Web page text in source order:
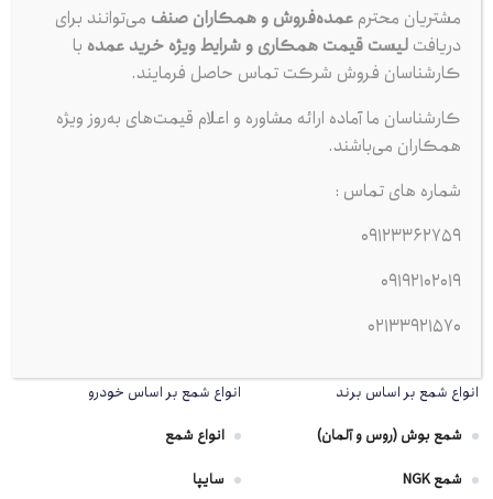
مجموعه کبیر پخش از سال 1383
فعالیت رسمی خود را در حوزه توزیع
مستقیم لوازم مصرفی خودرو آغاز کرده است.
این مجموعه با هدف تأمین سریع، بی‌واسطه و مطمئن محصولات پرمصرف
خودرو، همچون شمع موتور، ضد یخ، اکتان بوستر، روغن ترمز و سایر
مستقیماً از شرکت‌های اصلی و تولیدکنندگان معتبر داخلی و خارجی
تأمین می‌کند.
انواع شمع بر اساس برند
شمع بوش (روس و آلمان)
شمع NGK
انواع شمع بر اساس خودرو
انواع شمع
سایپا
مشتریان محترمعمده‌فروش و همکاران صنف می‌توانند برای
دریافتلیست قیمت همکاری و شرایط ویژه خرید عمده با
کارشناسان فروش شرکت تماس حاصل فرمایند.
کارشناسان ما آماده ارائه مشاوره و اعلام قیمت‌های به‌روز ویژه
همکاران می‌باشند.
شماره های تماس :
09123362759
09192102019
02133921570